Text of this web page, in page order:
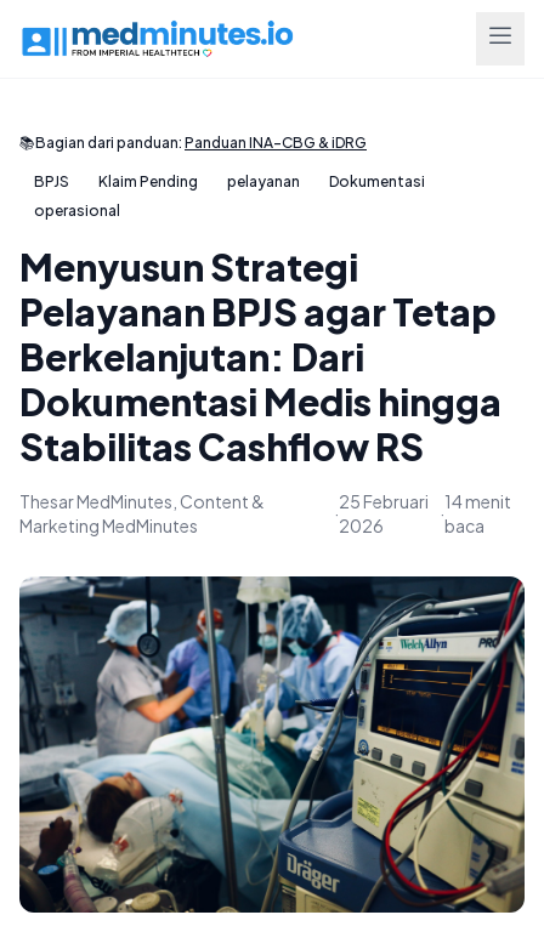
📚Bagian dari panduan: Panduan INA-CBG & iDRG
BPJS Klaim Pending pelayanan
Dokumentasi
operasional
Menyusun Strategi
Pelayanan BPJS agar Tetap
Berkelanjutan: Dari
Dokumentasi Medis hingga
Stabilitas Cashflow RS
Thesar MedMinutes, Content &
Marketing MedMinutes
·
25 Februari
2026
·
14 menit
baca